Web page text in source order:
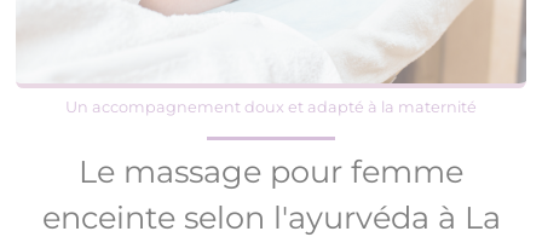
Un accompagnement doux et adapté à la maternité
Le massage pour femme
enceinte selon l'ayurvéda à La